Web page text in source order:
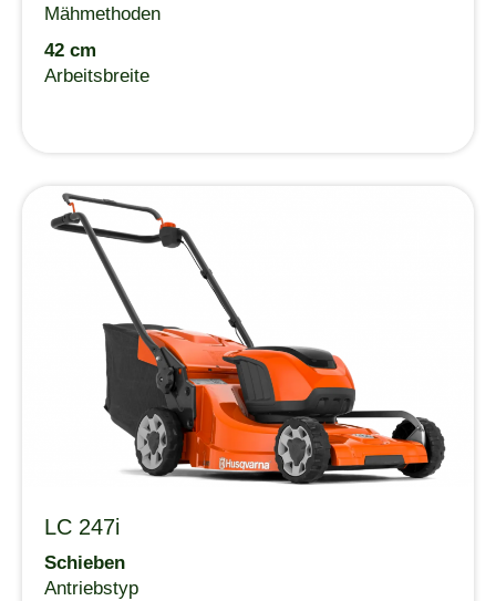
Mähmethoden
42 cm
Arbeitsbreite
LC 247i
Schieben
Antriebstyp